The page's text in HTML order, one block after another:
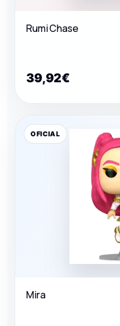
Rumi Chase
39,92€
OFICIAL
Mira